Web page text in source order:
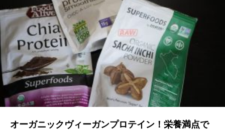
オーガニックヴィーガンプロテイン！栄養満点で